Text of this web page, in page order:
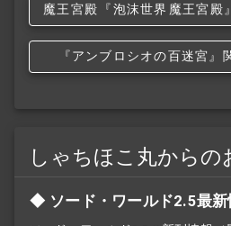
魔王宮殿 『泡沫世界 魔王宮殿
『アンブロシオの百迷宮』
しゃちほこ丸からの
ソード・ワールド2.5最